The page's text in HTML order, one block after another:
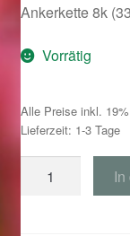
Liefer- und
Magisches und
Ankerkette 8k
Vorrätig
Alle Preise inkl.
Lieferzeit: 1-3 Tage
In